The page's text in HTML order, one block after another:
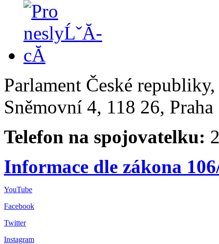
Parlament České
Sněmovní 4, 118 26,
Telefon na spojovatelku:
Informace dle zákona
YouTube
Facebook
Twitter
Instagram